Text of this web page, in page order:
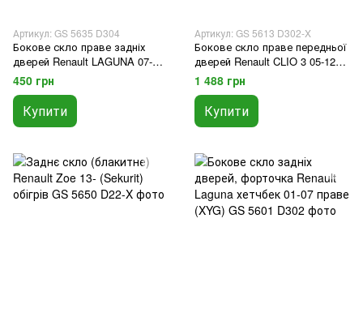
Артикул: GS 5635 D304
Бокове скло праве задніх
дверей Renault LAGUNA 07-
(XYG)
450 грн
Купити
Артикул: GS 5613 D302-X
Бокове скло праве передньої
дверей Renault CLIO 3 05-12
(Sekurit)
1 488 грн
Купити